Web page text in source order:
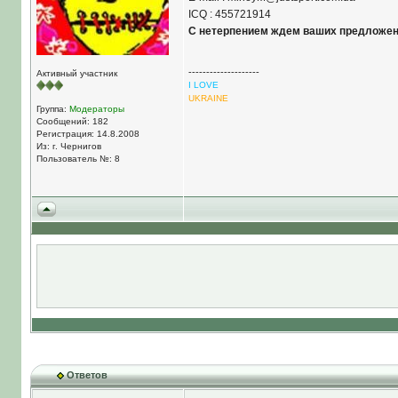
Активный участник
Группа: Модераторы
Сообщений: 182
Регистрация: 14.8.2008
Из: г. Чернигов
Пользователь №: 8
ICQ : 455721914
C нетерпением ждем ваших
--------------------
I LOVE
UKRAINE
Ответов